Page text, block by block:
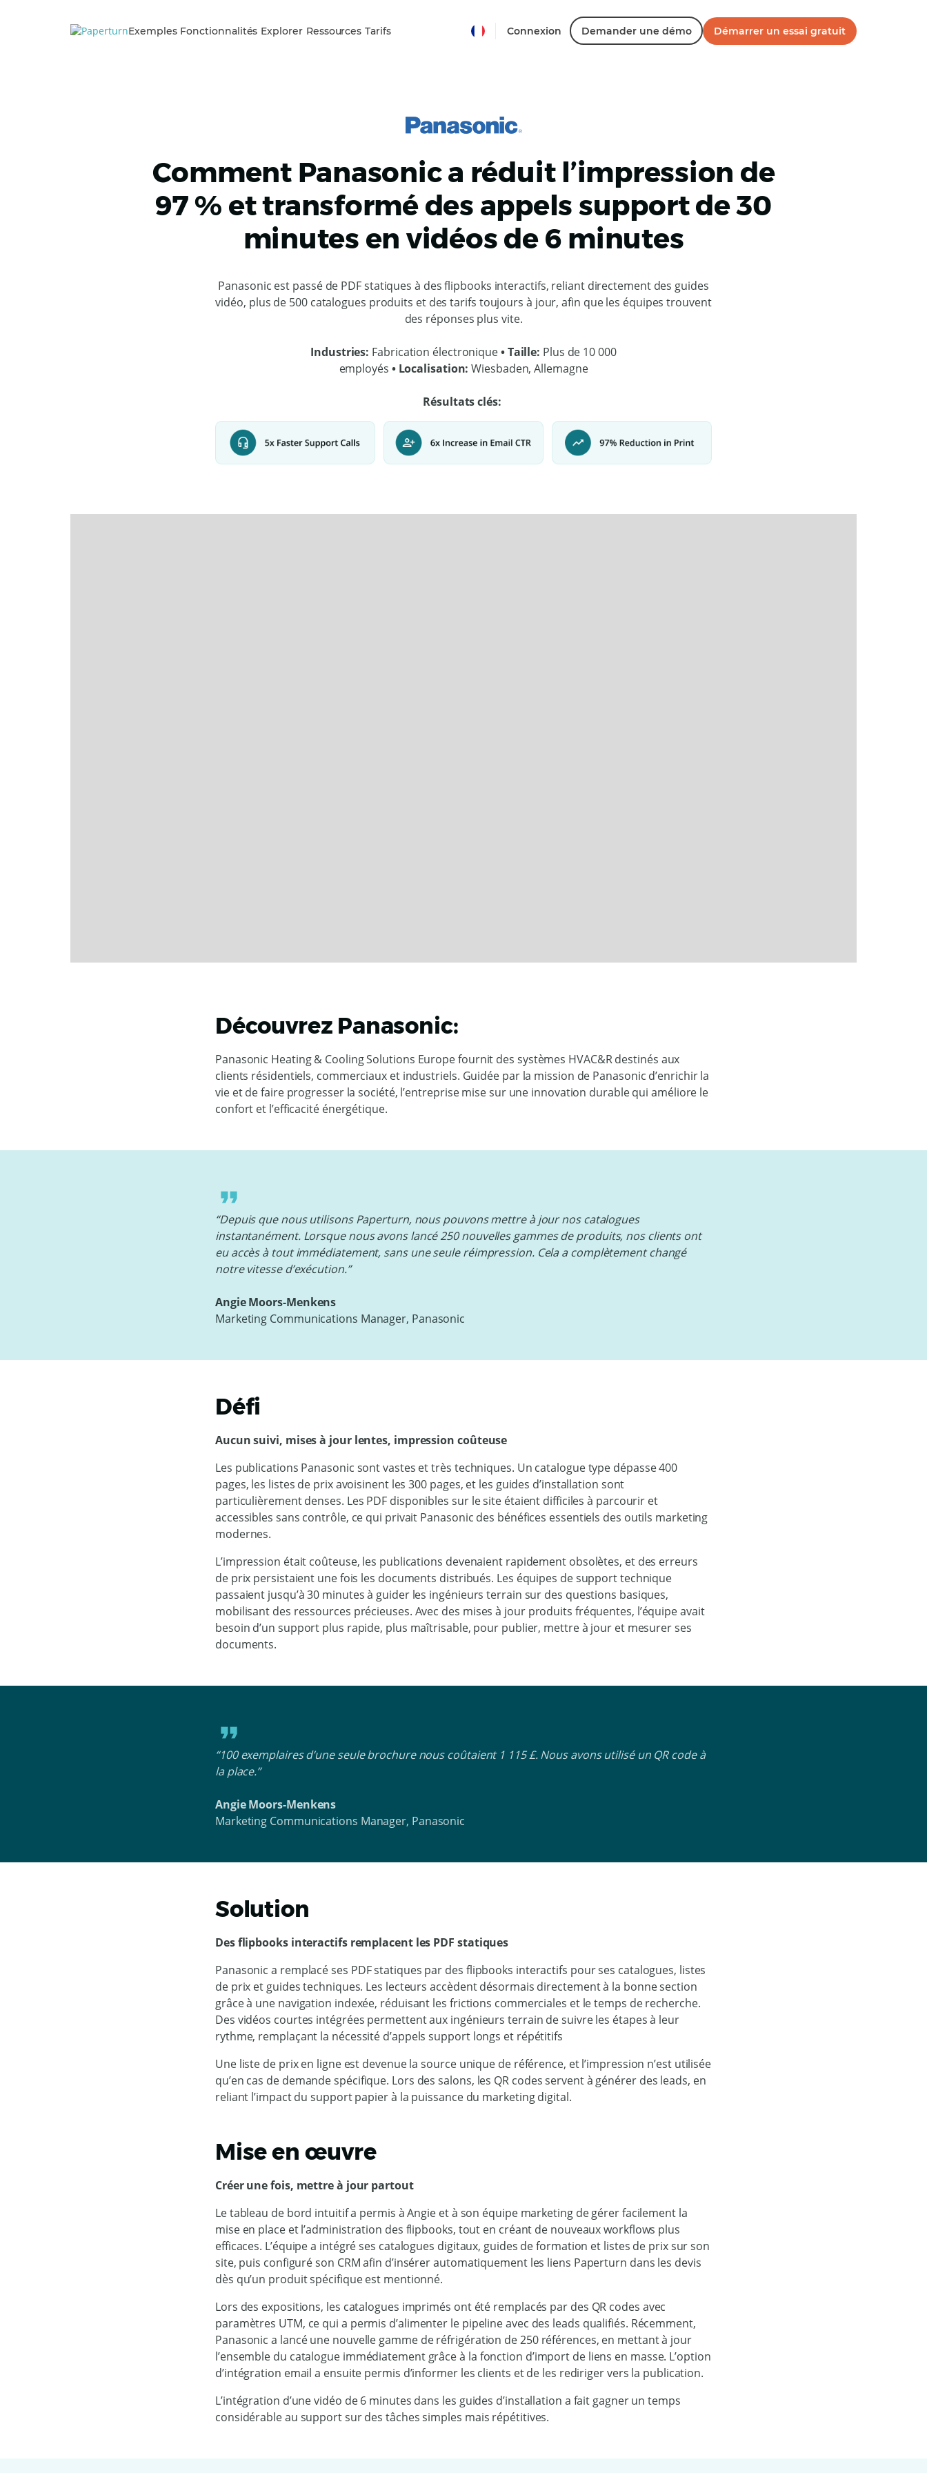
Exemples Fonctionnalités Explorer Ressources Tarifs Connexion Demander une démo Démarrer un essai gratuit
Comment Panasonic a réduit l’impression de
97 % et transformé des appels support de 30
minutes en vidéos de 6 minutes
Panasonic est passé de PDF statiques à des flipbooks interactifs, reliant directement des guides
vidéo, plus de 500 catalogues produits et des tarifs toujours à jour, afin que les équipes trouvent
des réponses plus vite.
Industries: Fabrication électronique• Taille: Plus de 10 000
employés • Localisation:Wiesbaden, Allemagne
Résultats clés:
Découvrez Panasonic:
Panasonic Heating & Cooling Solutions Europe fournit des systèmes HVAC&R destinés aux
clients résidentiels, commerciaux et industriels. Guidée par la mission de Panasonic d’enrichir la
vie et de faire progresser la société, l’entreprise mise sur une innovation durable qui améliore le
confort et l’efficacité énergétique.
“Depuis que nous utilisons Paperturn, nous pouvons mettre à jour nos catalogues
instantanément. Lorsque nous avons lancé 250 nouvelles gammes de produits, nos clients ont
eu accès à tout immédiatement, sans une seule réimpression. Cela a complètement changé
notre vitesse d’exécution.”
Angie Moors-Menkens
Marketing Communications Manager, Panasonic
Défi
Aucun suivi, mises à jour lentes, impression coûteuse
Les publications Panasonic sont vastes et très techniques. Un catalogue type dépasse 400
pages, les listes de prix avoisinent les 300 pages, et les guides d’installation sont
particulièrement denses. Les PDF disponibles sur le site étaient difficiles à parcourir et
accessibles sans contrôle, ce qui privait Panasonic des bénéfices essentiels des outils marketing
modernes.
L’impression était coûteuse, les publications devenaient rapidement obsolètes, et des erreurs
de prix persistaient une fois les documents distribués. Les équipes de support technique
passaient jusqu’à 30 minutes à guider les ingénieurs terrain sur des questions basiques,
mobilisant des ressources précieuses. Avec des mises à jour produits fréquentes, l’équipe avait
besoin d’un support plus rapide, plus maîtrisable, pour publier, mettre à jour et mesurer ses
documents.
“100 exemplaires d’une seule brochure nous coûtaient 1 115 £. Nous avons utilisé un QR code à
la place.”
Angie Moors-Menkens
Marketing Communications Manager, Panasonic
Solution
Des flipbooks interactifs remplacent les PDF statiques
Panasonic a remplacé ses PDF statiques par des flipbooks interactifs pour ses catalogues, listes
de prix et guides techniques. Les lecteurs accèdent désormais directement à la bonne section
grâce à une navigation indexée, réduisant les frictions commerciales et le temps de recherche.
Des vidéos courtes intégrées permettent aux ingénieurs terrain de suivre les étapes à leur
rythme, remplaçant la nécessité d’appels support longs et répétitifs
Une liste de prix en ligne est devenue la source unique de référence, et l’impression n’est utilisée
qu’en cas de demande spécifique. Lors des salons, les QR codes servent à générer des leads, en
reliant l’impact du support papier à la puissance du marketing digital.
Mise en œuvre
Créer une fois, mettre à jour partout
Le tableau de bord intuitif a permis à Angie et à son équipe marketing de gérer facilement la
mise en place et l’administration des flipbooks, tout en créant de nouveaux workflows plus
efficaces. L’équipe a intégré ses catalogues digitaux, guides de formation et listes de prix sur son
site, puis configuré son CRM afin d’insérer automatiquement les liens Paperturn dans les devis
dès qu’un produit spécifique est mentionné.
Lors des expositions, les catalogues imprimés ont été remplacés par des QR codes avec
paramètres UTM, ce qui a permis d’alimenter le pipeline avec des leads qualifiés. Récemment,
Panasonic a lancé une nouvelle gamme de réfrigération de 250 références, en mettant à jour
l’ensemble du catalogue immédiatement grâce à la fonction d’import de liens en masse. L’option
d’intégration email a ensuite permis d’informer les clients et de les rediriger vers la publication.
L’intégration d’une vidéo de 6 minutes dans les guides d’installation a fait gagner un temps
considérable au support sur des tâches simples mais répétitives.